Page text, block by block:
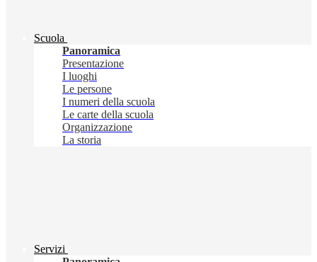
Scuola
Panoramica
Presentazione
I luoghi
Le persone
I numeri della scuola
Le carte della scuola
Organizzazione
La storia
Servizi